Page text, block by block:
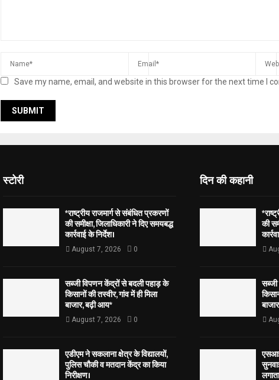
Save my name, email, and website in this browser for the next time I
स्टोरी
*राष्ट्रीय राजमार्ग से संबंधित प्रकरणों
की समीक्षा, जिलाधिकारी ने दिए समयबद्ध
कार्रवाई के निर्देश।
August 7, 2026 0
सब्जी विपणन केंद्रों से बदली पहाड़ के
किसानों की तस्वीर, गांव में ही मिला
बाजार, बढ़ी आय*
August 7, 2026 0
एडीएम ने सकलाना क्षेत्र के विद्यालयों,
पुलिस चौकी व मतदान केंद्र का किया
निरीक्षण।
दिन की कहानी
की